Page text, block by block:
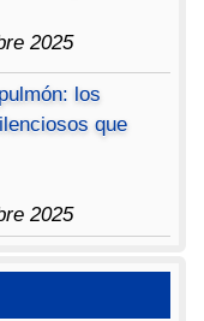
2025
los
que
2025